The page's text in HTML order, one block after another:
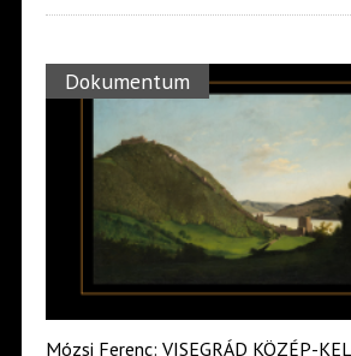
Dokumentum
Mózsi Ferenc: VISEGRÁD KÖZÉP-